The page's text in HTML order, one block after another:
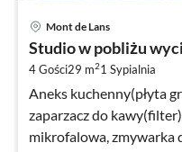
Mont de Lans
Studio w pobliżu
4 Gości29 m21 Sypialnia
Aneks kuchenny(płyta
zaparzacz do
mikrofalowa, zmywarka